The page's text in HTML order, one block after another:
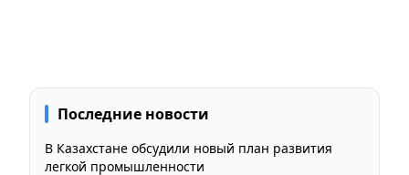
Последние новости
В Казахстане обсудили новый план развития
легкой промышленности